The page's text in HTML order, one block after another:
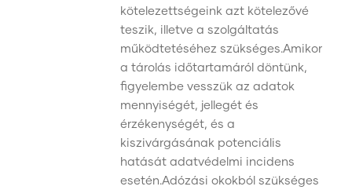
kötelezettségeink azt kötelezővé
teszik, illetve a szolgáltatás
működtetéséhez szükséges.Amikor
a tárolás időtartamáról döntünk,
figyelembe vesszük az adatok
mennyiségét, jellegét és
érzékenységét, és a
kiszivárgásának potenciális
hatását adatvédelmi incidens
esetén.Adózási okokból szükséges